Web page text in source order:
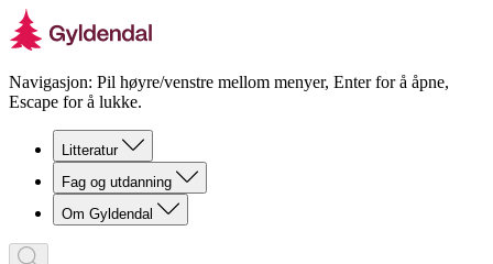
Navigasjon: Pil høyre/venstre mellom menyer, Enter for å åpne,
Escape for å lukke.
Litteratur
Fag og utdanning
Om Gyldendal